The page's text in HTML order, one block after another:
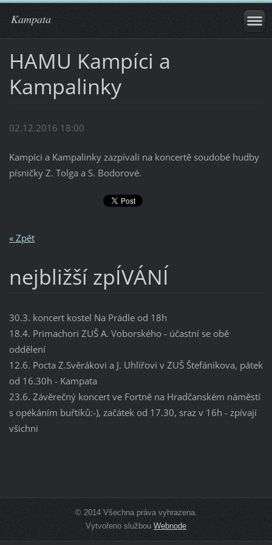
Kampata
HAMU Kampíci a
Kampalinky
02.12.2016 18:00
Kampíci a Kampalinky zazpívali na koncertě soudobé hudby
písničky Z. Tolga a S. Bodorové.
« Zpět
nejbližší zpÍVÁNÍ
30.3. koncert kostel Na Prádle od 18h
18.4. Primachori ZUŠ A. Voborského - účastní se obě
oddělení
12.6. Pocta Z.Svěrákovi a J. Uhlířovi v ZUŠ Štefánikova, pátek
od 16.30h - Kampata
23.6. Závěrečný koncert ve Fortně na Hradčanském náměstí
s opékáním buřtíků:-), začátek od 17.30, sraz v 16h - zpívají
všichni
© 2014 Všechna práva vyhrazena.
Vytvořeno službouWebnode